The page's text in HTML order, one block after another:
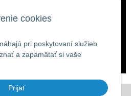
cookies
pri poskytovaní služieb
a zapamätať si vaše
Prijať